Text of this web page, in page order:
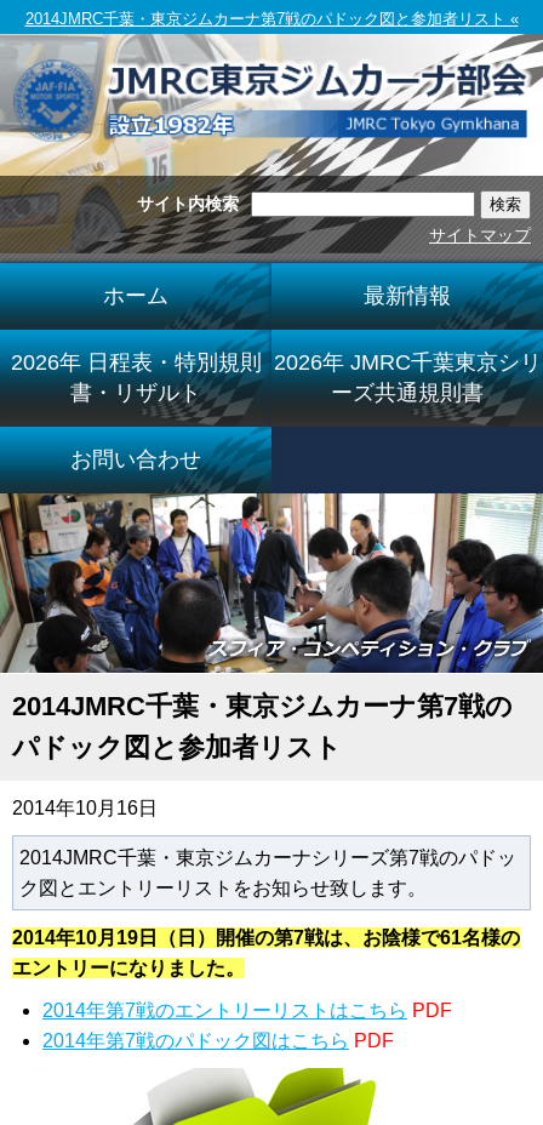
2014JMRC千葉・東京ジムカーナ第7戦のパドック図と参加者リスト «
サイト内検索
サイトマップ
ホーム 最新情報
2026年 日程表・特別規則
書・リザルト
2026年 JMRC千葉東京シリ
ーズ共通規則書
お問い合わせ
2014JMRC千葉・東京ジムカーナ第7戦の
パドック図と参加者リスト
2014年10月16日
2014JMRC千葉・東京ジムカーナシリーズ第7戦のパドッ
ク図とエントリーリストをお知らせ致します。
2014年10月19日（日）開催の第7戦は、お陰様で61名様の
エントリーになりました。
2014年第7戦のエントリーリストはこちら PDF
2014年第7戦のパドック図はこちら PDF